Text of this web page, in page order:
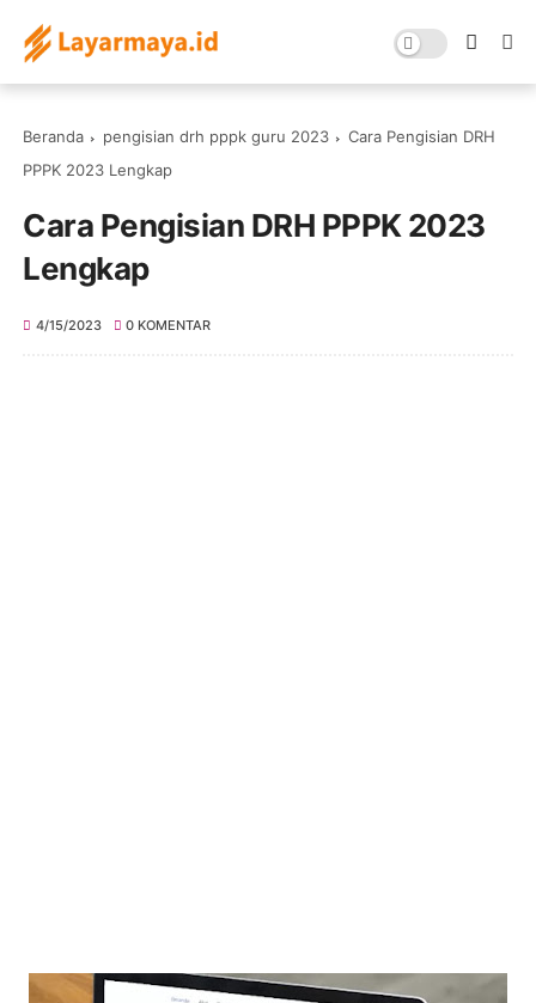
Beranda pengisian drh pppk guru 2023
Cara Pengisian DRH
PPPK 2023 Lengkap
Cara Pengisian DRH PPPK 2023
Lengkap
4/15/2023 0 KOMENTAR